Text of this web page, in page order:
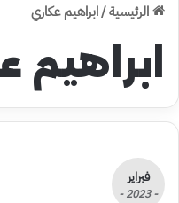
الرئيسية/ابراهيم عكاري
ابراهيم
فبراير
- 2023 -